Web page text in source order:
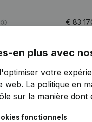
€ 83
en plus avec
votre
web. La politique en
sur la manière dont
fonctionnels